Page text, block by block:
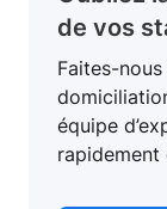
de vos
Faites-
équipe